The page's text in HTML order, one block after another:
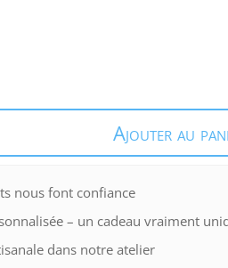
Ajouter au
nous font confiance
– un cadeau vraiment
dans notre atelier